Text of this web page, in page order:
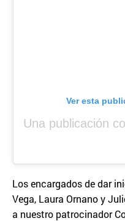
Ver esta
Los encargados de dar
Vega, Laura Ornano y
a nuestro patrocinador